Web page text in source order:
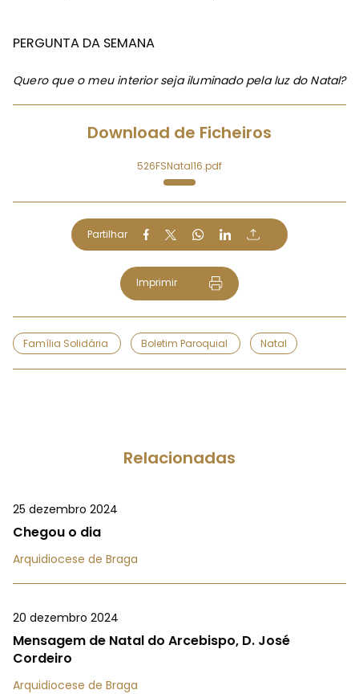
PERGUNTA DA SEMANA
Quero que o meu interior seja iluminado pela luz do Natal?
Download de Ficheiros
526FSNatal16.pdf
Partilhar
Imprimir
Família Solidária Boletim Paroquial Natal
Relacionadas
25 dezembro 2024
Chegou o dia
Arquidiocese de Braga
20 dezembro 2024
Mensagem de Natal do Arcebispo, D. José
Cordeiro
Arquidiocese de Braga